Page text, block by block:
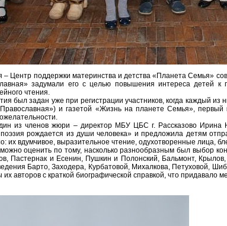
Центр поддержки материнства и детства «Планета Семья»
задумали его с целью повышения интереса детей
чтения.
был задан уже при регистрации участников, когда каждый
и газетой «Жизнь на планете Семья»,
из членов жюри – директор МБУ ЦБС г. Рассказово
рождается из души человека» и предложила детям
их вдумчивое, выразительное чтение, одухотворенные лица,
оценить по тому, насколько разнообразным был выбор
Пастернак и Есенин, Пушкин и Полонский, Бальмонт,
Барто, Заходера, Курбатовой, Михалкова, Петуховой,
их авторов с краткой биографической справкой, что